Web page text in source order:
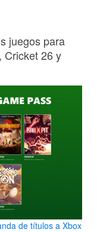
juegos para
Cricket 26 y
de títulos a Xbox